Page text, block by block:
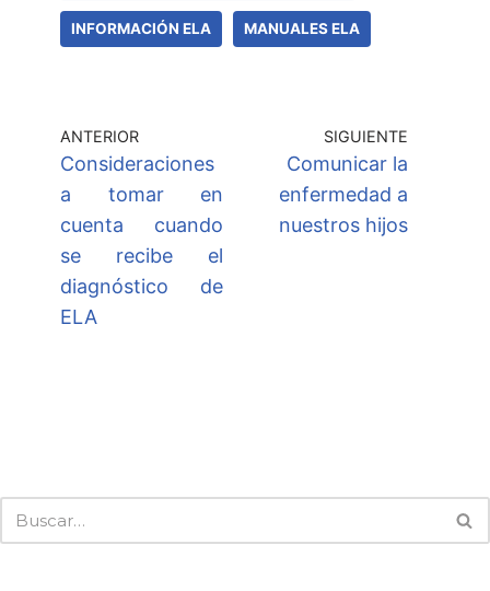
INFORMACIÓN ELA MANUALES ELA
ANTERIOR
Consideraciones
a tomar en
cuenta cuando
se recibe el
diagnóstico de
ELA
SIGUIENTE
Comunicar la
enfermedad a
nuestros hijos